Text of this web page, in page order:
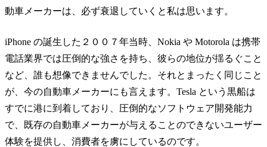
動車メーカーは、必ず衰退していくと私は思います。
iPhone の誕生した２００７年当時、Nokia や Motorola は携帯
電話業界では圧倒的な強さを持ち、彼らの地位が揺るぐこと
など、誰も想像できませんでした。それとまったく同じこと
が、今の自動車メーカーにも言えます。Tesla という黒船は
すでに港に到着しており、圧倒的なソフトウェア開発能力
で、既存の自動車メーカーが与えることのできないユーザー
体験を提供し、消費者を虜にしているのです。